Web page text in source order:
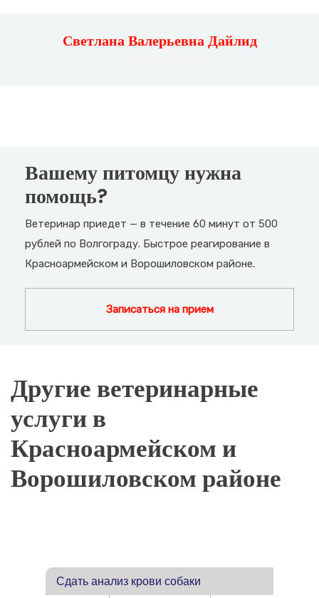
Светлана Валерьевна Дайлид
Вашему питомцу нужна
помощь?
Ветеринар приедет — в течение 60 минут от 500
рублей по Волгограду. Быстрое реагирование в
Красноармейском и Ворошиловском районе.
Записаться на прием
Другие ветеринарные
услуги в
Красноармейском и
Ворошиловском районе
Сдать анализ крови собаки